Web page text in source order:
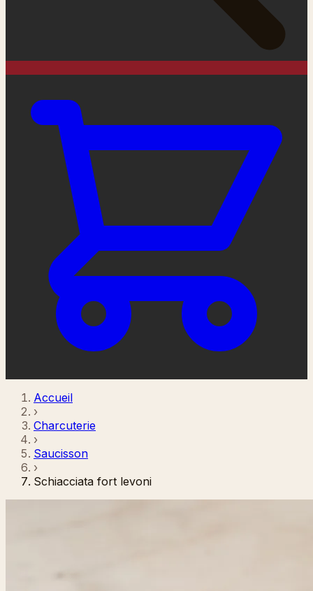
Accueil
›
Charcuterie
›
Saucisson
›
Schiacciata fort levoni